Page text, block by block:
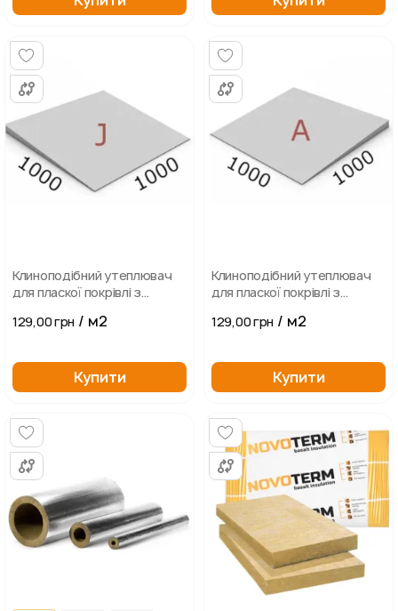
Клиноподібний утеплювач
для пласкої покрівлі з
щільності. Елемент J
129,00 грн / м2
Купити
Клиноподібний утеплювач
для пласкої покрівлі з
щільності. Елемент А
129,00 грн / м2
Купити